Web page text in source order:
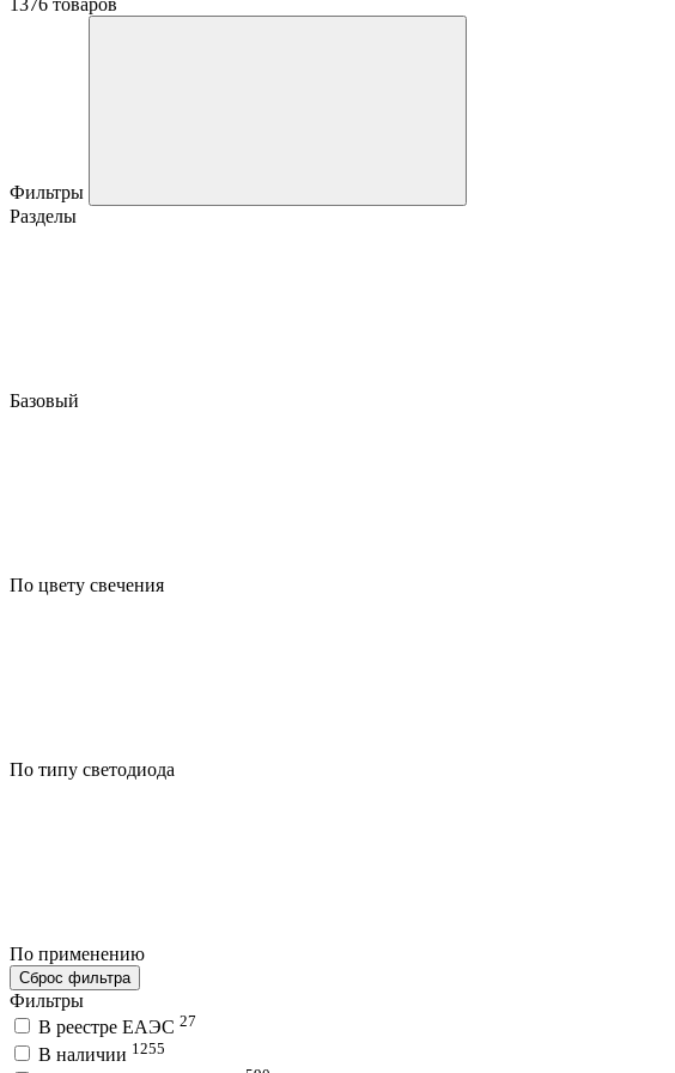
Фильтры
Разделы
Базовый
По цвету свечения
По типу светодиода
По применению
Сброс фильтра
Фильтры
В реестре ЕАЭС 27
В наличии 1255